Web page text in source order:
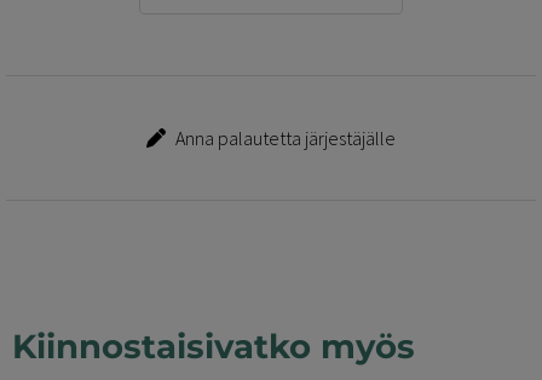
Anna palautetta järjestäjälle
Kiinnostaisivatko myös